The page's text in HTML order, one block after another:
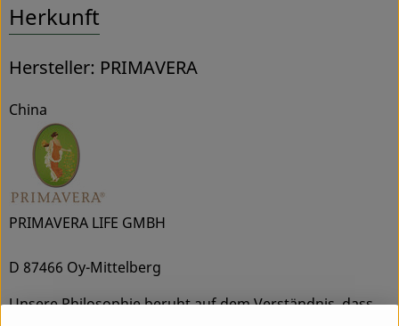
Herkunft
Hersteller: PRIMAVERA
China
PRIMAVERA LIFE GMBH
D 87466 Oy-Mittelberg
Unsere Philosophie beruht auf dem Verständnis, dass